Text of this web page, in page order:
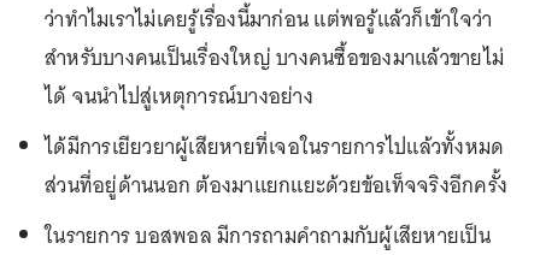
ว่าทำไมเราไม่เคยรู้เรื่องนี้มาก่อน แต่พอรู้แล้วก็เข้าใจว่า
สำหรับบางคนเป็นเรื่องใหญ่ บางคนซื้อของมาแล้วขายไม่
ได้ จนนำไปสู่เหตุการณ์บางอย่าง
ได้มีการเยียวยาผู้เสียหายที่เจอในรายการไปแล้วทั้งหมด
ส่วนที่อยู่ด้านนอก ต้องมาแยกแยะด้วยข้อเท็จจริงอีกครั้ง
ในรายการ บอสพอล มีการถามคำถามกับผู้เสียหายเป็น